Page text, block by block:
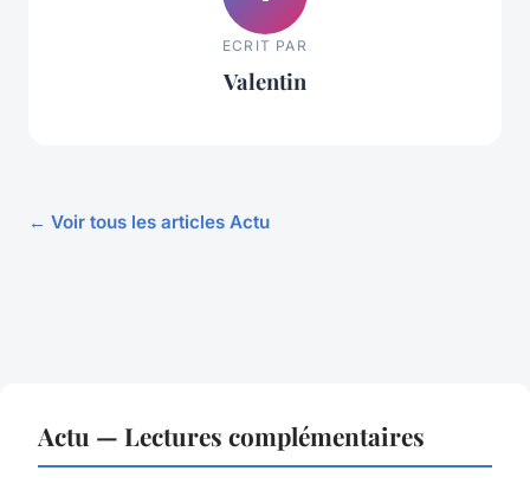
ECRIT PAR
Valentin
← Voir tous les articles Actu
Actu — Lectures complémentaires